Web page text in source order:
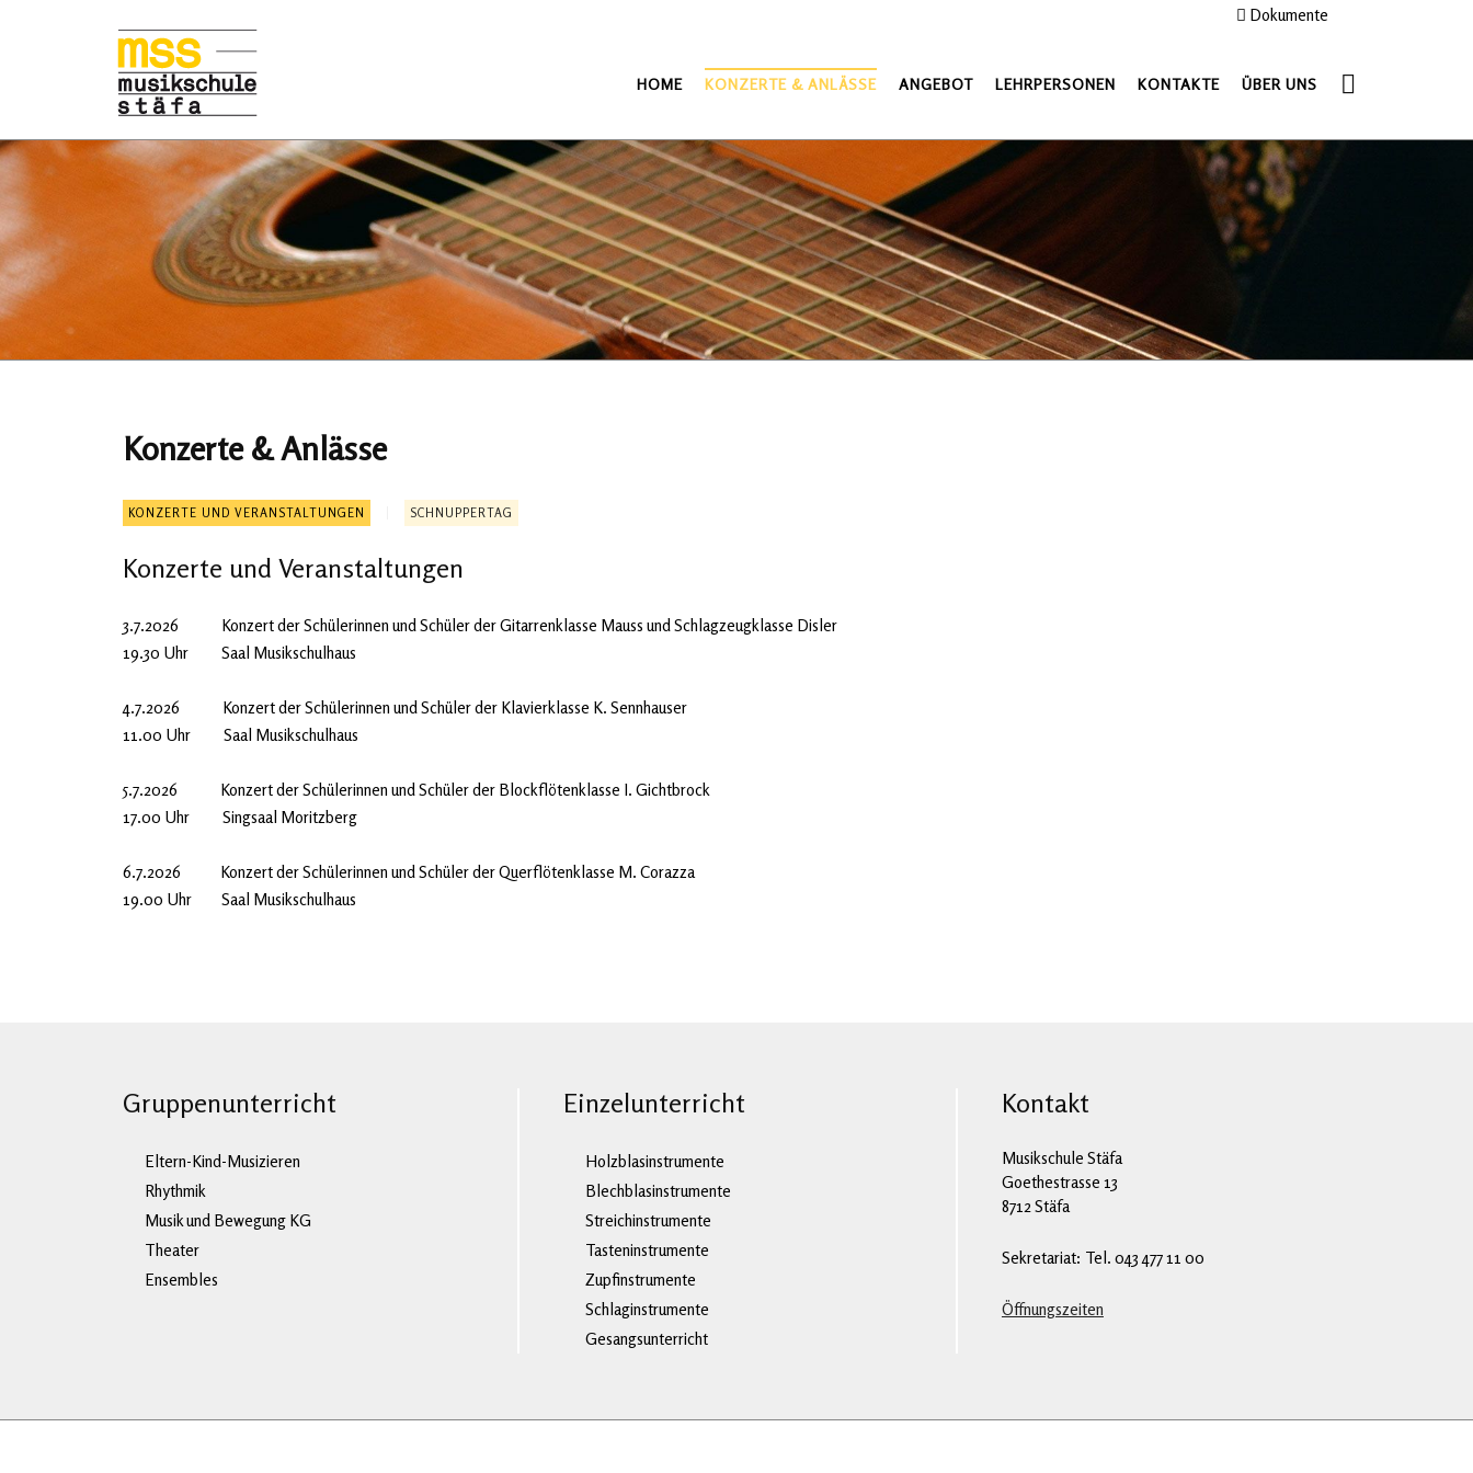
Dokumente
HOME KONZERTE & ANLÄSSE ANGEBOT LEHRPERSONEN KONTAKTE ÜBER UNS
Konzerte & Anlässe
KONZERTE UND VERANSTALTUNGEN SCHNUPPERTAG
Konzerte und Veranstaltungen
3.7.2026 Konzert der Schülerinnen und Schüler der Gitarrenklasse Mauss und Schlagzeugklasse Disler
19.30 Uhr Saal Musikschulhaus
4.7.2026 Konzert der Schülerinnen und Schüler der Klavierklasse K. Sennhauser
11.00 Uhr Saal Musikschulhaus
5.7.2026 Konzert der Schülerinnen und Schüler der Blockflötenklasse I. Gichtbrock
17.00 Uhr Singsaal Moritzberg
6.7.2026 Konzert der Schülerinnen und Schüler der Querflötenklasse M. Corazza
19.00 Uhr Saal Musikschulhaus
Gruppenunterricht
Eltern-Kind-Musizieren
Rhythmik
Musik und Bewegung KG
Theater
Ensembles
Einzelunterricht
Holzblasinstrumente
Blechblasinstrumente
Streichinstrumente
Tasteninstrumente
Zupfinstrumente
Schlaginstrumente
Gesangsunterricht
Kontakt
Musikschule Stäfa
Goethestrasse 13
8712 Stäfa
Sekretariat: Tel. 043 477 11 00
Öffnungszeiten